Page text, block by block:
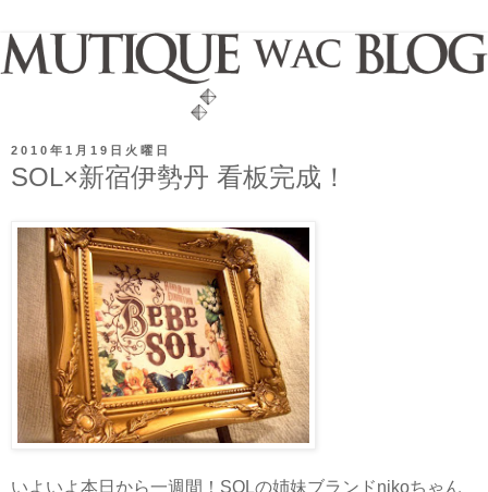
2010年1月19日火曜日
SOL×新宿伊勢丹 看板完成！
いよいよ本日から一週間！SOLの姉妹ブランドnikoちゃん